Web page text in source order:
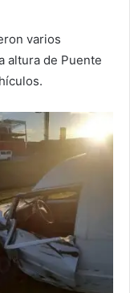
varios
altura de Puente